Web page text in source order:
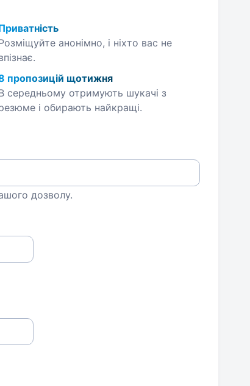
анонімно, і ніхто вас не
пропозицій щотижня
середньому отримують шукачі з
і обирають найкращі.
дозволу.